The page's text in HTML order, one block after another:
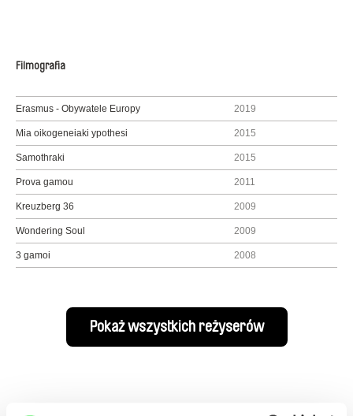
Filmografia
Erasmus - Obywatele Europy 2019
Mia oikogeneiaki ypothesi 2015
Samothraki 2015
Prova gamou 2011
Kreuzberg 36 2009
Wondering Soul 2009
3 gamoi 2008
Pokaż wszystkich reżyserów